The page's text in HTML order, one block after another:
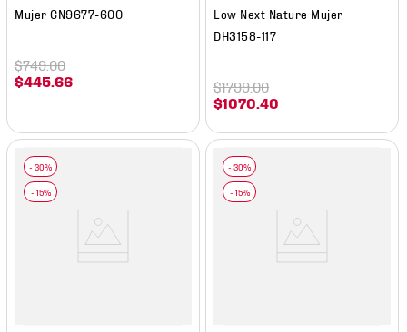
Mujer CN9677-600
$445 .66
$749.00
Low Next Nature Mujer
DH3158-117
$1070 .40
$1799.00